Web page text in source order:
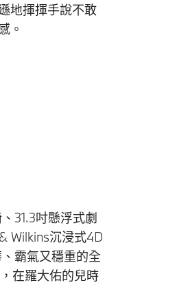
地揮揮手說不敢
。
31.3吋懸浮式劇
Wilkins沉浸式4D
霸氣又穩重的全
在羅大佑的兒時